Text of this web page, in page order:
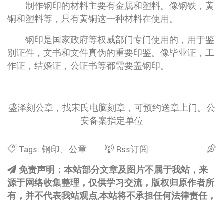
制作钢印的材料主要有金属和塑料。像钢铁，黄
铜和塑料等，只有黄铜这一种材料在使用。
钢印是国家政府等权威部门专门使用的，用于鉴
别证件，文书和文件真伪的重要印鉴。像毕业证，工
作证，结婚证，公证书等都需要盖钢印。
盛泽刻公章，找宋氏电脑刻章，可预约送章上门。公
安备案指定单位
Tags: 钢印、 公章
Rss订阅
免责声明：本站部分文章及图片不属于我站，来
源于网络收集整理，仅供学习交流，版权归原作者所
有，并不代表我站观点,本站将不承担任何法律责任，